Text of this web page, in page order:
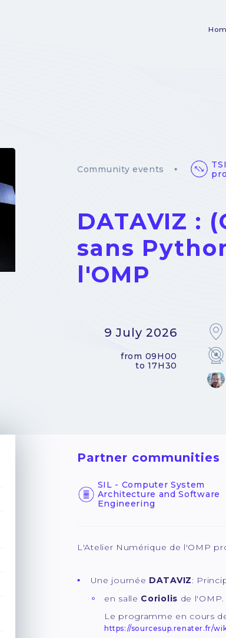
Community events
DATAVIZ :
sans
l'OMP
9 July 2026
from 09H00
to 17H30
Partner communities
SIL - Computer System
Architecture and Software
Engineering
L'Atelier Numérique de l'OMP
Une journée DATAVIZ:
en salle Coriolis de l'OMP.
Le programme en cours
https://sourcesup.renater.fr/